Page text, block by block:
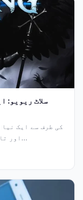
اور تاریک فنتاسی سلاٹ گیم ہے جو کھلاڑیوں کو...